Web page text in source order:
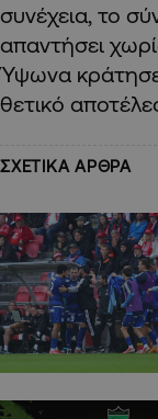
συνέχεια, το
απαντήσει
Ύψωνα κράτησε
θετικό
ΣΧΕΤΙΚΑ ΑΡΘΡΑ